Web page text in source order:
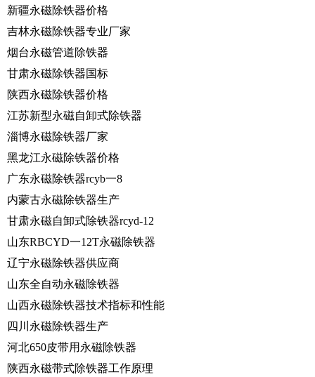
新疆永磁除铁器价格
吉林永磁除铁器专业厂家
烟台永磁管道除铁器
甘肃永磁除铁器国标
陕西永磁除铁器价格
江苏新型永磁自卸式除铁器
淄博永磁除铁器厂家
黑龙江永磁除铁器价格
广东永磁除铁器rcyb一8
内蒙古永磁除铁器生产
甘肃永磁自卸式除铁器rcyd-12
山东RBCYD一12T永磁除铁器
辽宁永磁除铁器供应商
山东全自动永磁除铁器
山西永磁除铁器技术指标和性能
四川永磁除铁器生产
河北650皮带用永磁除铁器
陕西永磁带式除铁器工作原理